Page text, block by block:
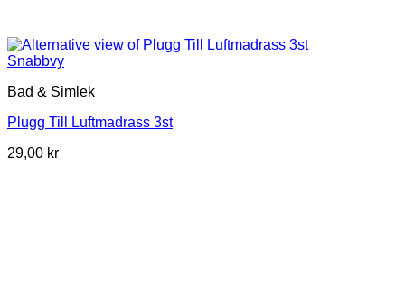
Snabbvy
Bad & Simlek
Plugg Till Luftmadrass 3st
29,00 kr